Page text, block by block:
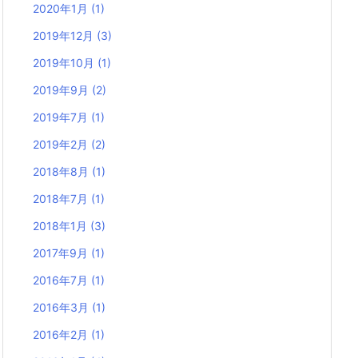
2020年1月 (1)
2019年12月 (3)
2019年10月 (1)
2019年9月 (2)
2019年7月 (1)
2019年2月 (2)
2018年8月 (1)
2018年7月 (1)
2018年1月 (3)
2017年9月 (1)
2016年7月 (1)
2016年3月 (1)
2016年2月 (1)